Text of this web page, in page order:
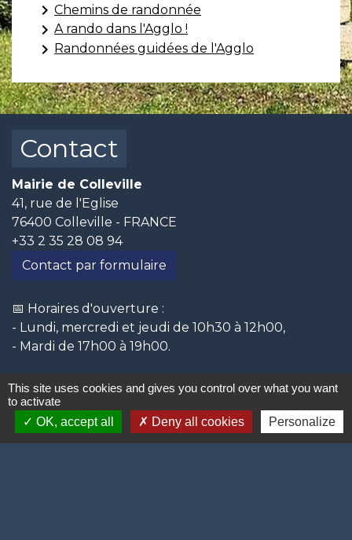
keyboard_arrow_right Chemins de randonnée
keyboard_arrow_right A rando dans l'Agglo !
keyboard_arrow_right Randonnées guidées de l'Agglo
Contact
Mairie de Colleville
41, rue de l'Eglise
76400 Colleville - FRANCE
+33 2 35 28 08 94
Contact par formulaire
📅 Horaires d'ouverture :
- Lundi, mercredi et jeudi de 10h30 à 12h00,
- Mardi de 17h00 à 19h00.
Liens
This site uses cookies and gives you control over what you want
to activate
OK, accept all
Deny all cookies Personalize